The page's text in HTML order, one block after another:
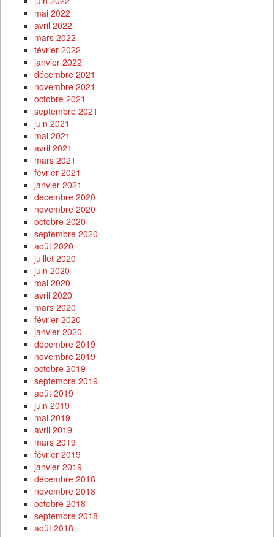
mai 2022
avril 2022
mars 2022
février 2022
janvier 2022
décembre 2021
novembre 2021
octobre 2021
septembre 2021
juin 2021
mai 2021
avril 2021
mars 2021
février 2021
janvier 2021
décembre 2020
novembre 2020
octobre 2020
septembre 2020
août 2020
juillet 2020
juin 2020
mai 2020
avril 2020
mars 2020
février 2020
janvier 2020
décembre 2019
novembre 2019
octobre 2019
septembre 2019
août 2019
juin 2019
mai 2019
avril 2019
mars 2019
février 2019
janvier 2019
décembre 2018
novembre 2018
octobre 2018
septembre 2018
août 2018